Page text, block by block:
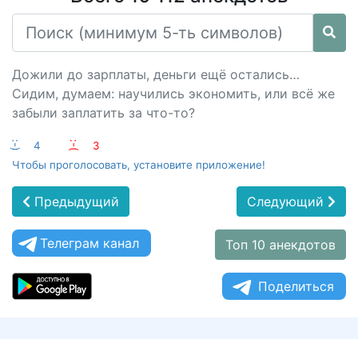
Дожили до зарплаты, деньги ещё остались…
Сидим, думаем: научились экономить, или всё же
забыли заплатить за что-то?
:-) 4 :-(
3
Чтобы проголосовать, установите приложение!
Предыдущий Следующий
Телеграм канал Топ 10 анекдотов
Поделиться